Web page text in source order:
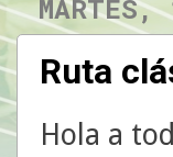
Ruta
Hola a